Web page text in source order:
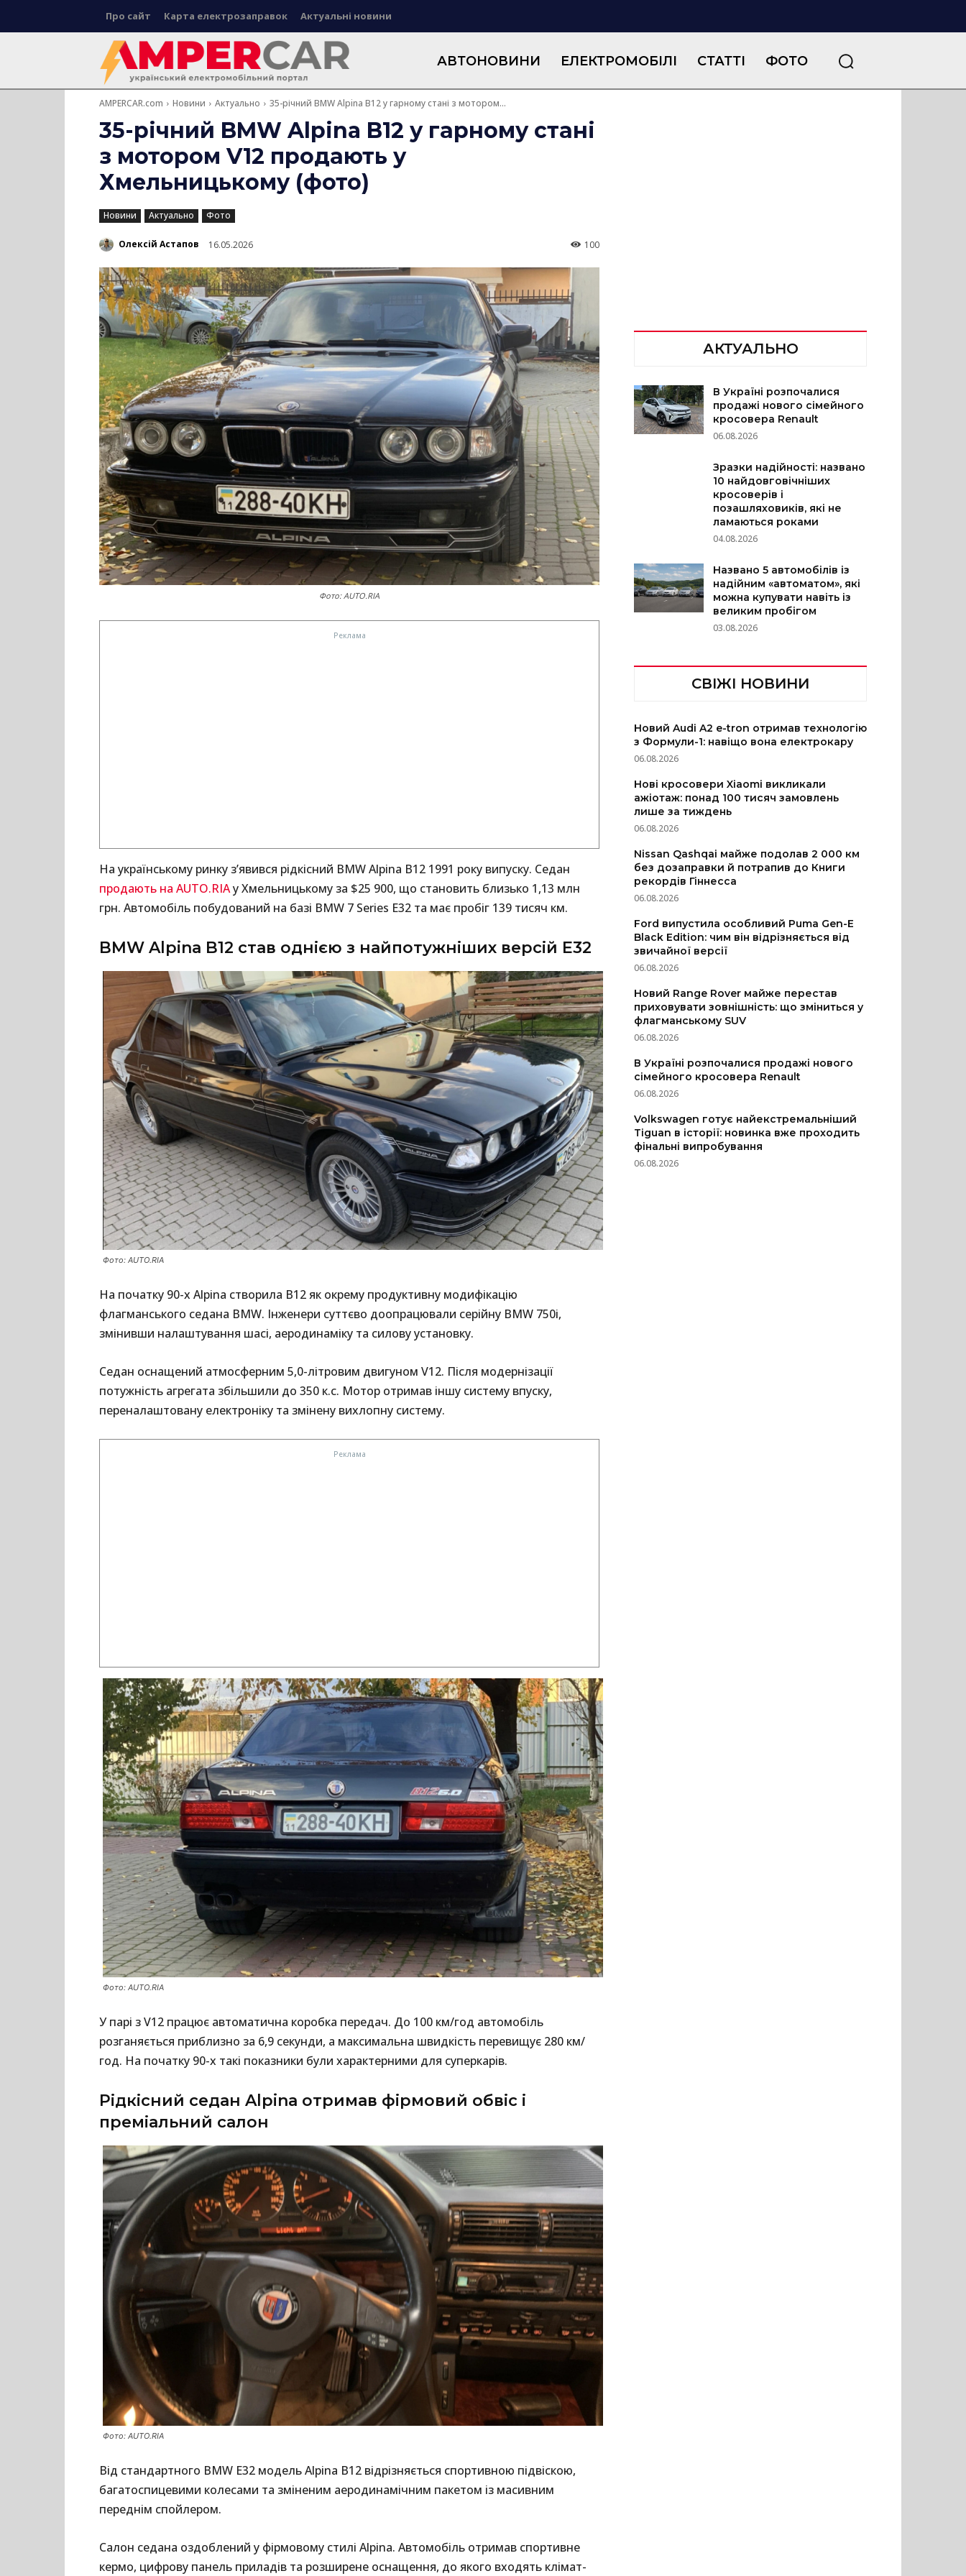
Про сайт Карта електрозаправок Актуальні новини
АВТОНОВИНИ ЕЛЕКТРОМОБІЛІ СТАТТІ ФОТО
AMPERCAR.com Новини Актуально 35-річний BMW Alpina B12 у гарному стані з мотором...
35-річний BMW Alpina B12 у гарному стані
з мотором V12 продають у
Хмельницькому (фото)
Новини Актуально Фото
Олексій Астапов 16.05.2026 100
Фото: AUTO.RIA
На українському ринку з’явився рідкісний BMW Alpina B12 1991 року випуску. Седан
продають на AUTO.RIAу Хмельницькому за $25 900, що становить близько 1,13 млн
грн. Автомобіль побудований на базі BMW 7 Series E32 та має пробіг 139 тисяч км.
BMW Alpina B12 став однією з найпотужніших версій E32
Фото: AUTO.RIA
На початку 90-х Alpina створила B12 як окрему продуктивну модифікацію
флагманського седана BMW. Інженери суттєво доопрацювали серійну BMW 750i,
змінивши налаштування шасі, аеродинаміку та силову установку.
Седан оснащений атмосферним 5,0-літровим двигуном V12. Після модернізації
потужність агрегата збільшили до 350 к.с. Мотор отримав іншу систему впуску,
переналаштовану електроніку та змінену вихлопну систему.
Фото: AUTO.RIA
У парі з V12 працює автоматична коробка передач. До 100 км/год автомобіль
розганяється приблизно за 6,9 секунди, а максимальна швидкість перевищує 280 км/
год. На початку 90-х такі показники були характерними для суперкарів.
Рідкісний седан Alpina отримав фірмовий обвіс і
преміальний салон
Фото: AUTO.RIA
Від стандартного BMW E32 модель Alpina B12 відрізняється спортивною підвіскою,
багатоспицевими колесами та зміненим аеродинамічним пакетом із масивним
переднім спойлером.
Салон седана оздоблений у фірмовому стилі Alpina. Автомобіль отримав спортивне
кермо, цифрову панель приладів та розширене оснащення, до якого входять клімат-
АКТУАЛЬНО
В Україні розпочалися
продажі нового сімейного
кросовера Renault
06.08.2026
Зразки надійності: названо
10 найдовговічніших
кросоверів і
позашляховиків, які не
ламаються роками
04.08.2026
Названо 5 автомобілів із
надійним «автоматом», які
можна купувати навіть із
великим пробігом
03.08.2026
СВІЖІ НОВИНИ
Новий Audi A2 e-tron отримав технологію
з Формули-1: навіщо вона електрокару
06.08.2026
Нові кросовери Xiaomi викликали
ажіотаж: понад 100 тисяч замовлень
лише за тиждень
06.08.2026
Nissan Qashqai майже подолав 2 000 км
без дозаправки й потрапив до Книги
рекордів Гіннесса
06.08.2026
Ford випустила особливий Puma Gen-E
Black Edition: чим він відрізняється від
звичайної версії
06.08.2026
Новий Range Rover майже перестав
приховувати зовнішність: що зміниться у
флагманському SUV
06.08.2026
В Україні розпочалися продажі нового
сімейного кросовера Renault
06.08.2026
Volkswagen готує найекстремальніший
Tiguan в історії: новинка вже проходить
фінальні випробування
06.08.2026